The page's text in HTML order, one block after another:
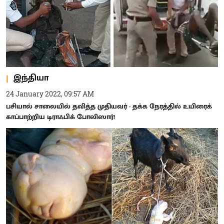
இந்தியா
24 January 2022, 09:57 AM
பசியால் சாலையில் தவித்த முதியவர் - தக்க நேரத்தில் உயிரைக்
காப்பாற்றிய டிராஃபிக் போலிஸார்!